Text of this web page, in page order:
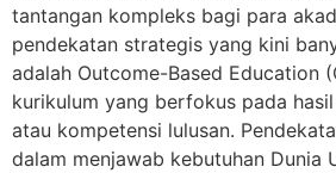
tantangan kompleks bagi para
pendekatan strategis yang kini
adalah Outcome-Based Education
kurikulum yang berfokus pada
atau kompetensi lulusan.
dalam menjawab kebutuhan Dunia